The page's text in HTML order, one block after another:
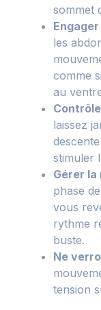
sommet
les
comme
au
laissez
stimuler
Gérer
phase
vous
rythme
buste.
Ne
tension